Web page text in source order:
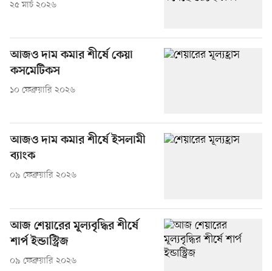
২৫ মার্চ ২০২৬
আজও দাম কমার শীর্ষে কেয়া
কসমেটিকস
১০ ফেব্রুয়ারি ২০২৬
আজও দাম কমার শীর্ষে ইসলামী
ব্যাংক
০৯ ফেব্রুয়ারি ২০২৬
আজ শেয়ারের মূল্যবৃদ্ধির শীর্ষে
শার্প ইন্ডাস্ট্রিজ
০৯ ফেব্রুয়ারি ২০২৬